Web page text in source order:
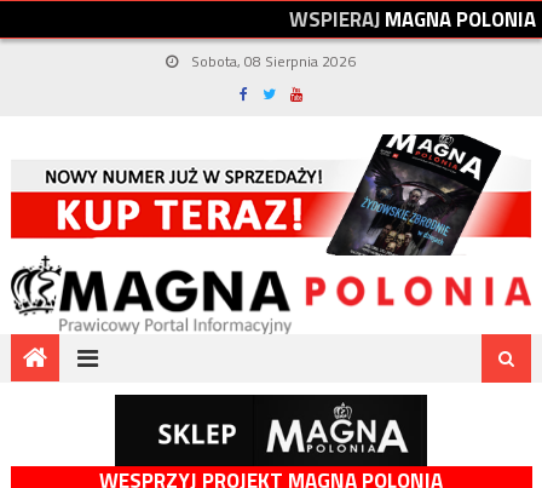
WSPIERAJMAGNAPOLONIA
Sobota, 08 Sierpnia 2026
WESPRZYJ PROJEKT MAGNA POLONIA